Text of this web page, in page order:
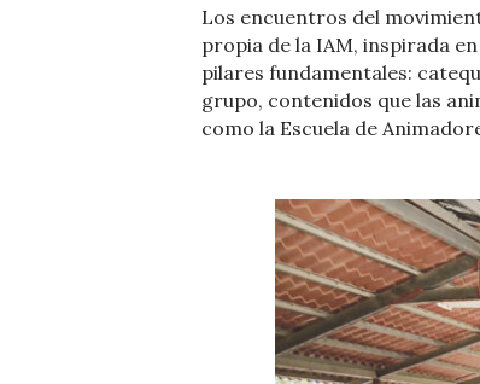
Los encuentros del
propia de la IAM, inspirada
pilares fundamentales:
grupo, contenidos que las
como la Escuela de